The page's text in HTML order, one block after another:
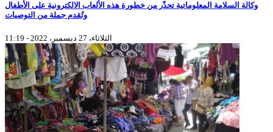
وكالة السلامة المعلوماتية تحذّر من خطورة هذه الألعاب الالكترونية على الأطفال
وتُقدم جملة من التوصيات
الثلاثاء، 27 ديسمبر، 2022 - 11:19